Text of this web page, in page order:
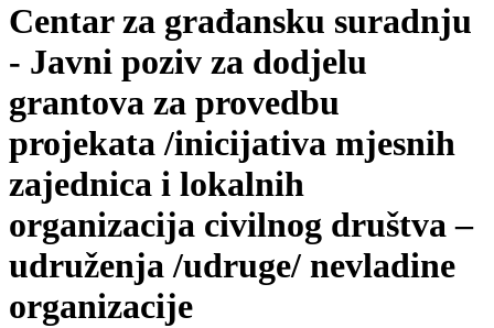
Centar za građansku suradnju
- Javni poziv za dodjelu
grantova za provedbu
projekata /inicijativa mjesnih
zajednica i lokalnih
organizacija civilnog društva –
udruženja /udruge/ nevladine
organizacije